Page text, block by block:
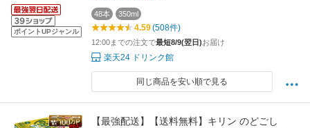
ポイントUPジャンル
48本 350ml
4.59(508件)
12:00までの注文で最短8/9(翌日)お届け
楽天24 ドリンク館
同じ商品を安い順で見る
【最強配送】【送料無料】キリン のどごし